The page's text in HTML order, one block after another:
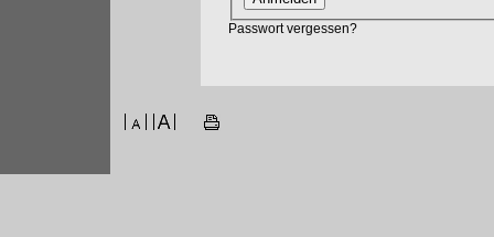
Passwort vergessen?